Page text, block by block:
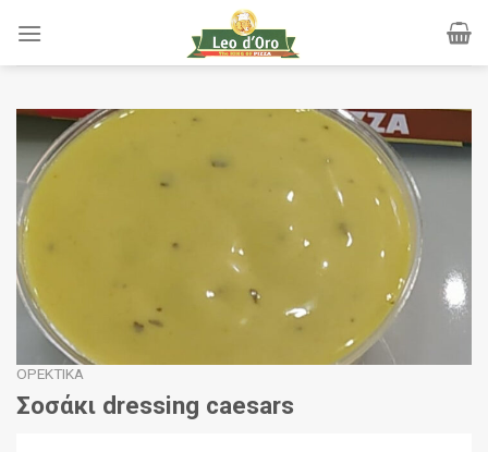
ΟΡΕΚΤΙΚΆ
Σοσάκι dressing caesars